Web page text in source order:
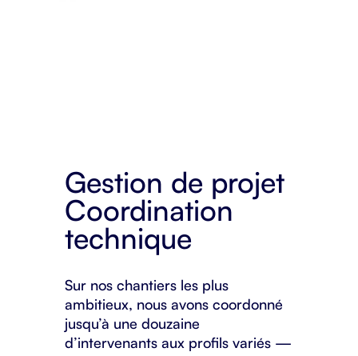
Gestion de projet
Coordination
technique
Sur nos chantiers les plus
ambitieux, nous avons coordonné
jusqu’à une douzaine
d’intervenants aux profils variés —